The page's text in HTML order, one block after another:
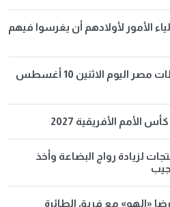
الأمور لأولادهم أن يغرسوا فيهم
مواقيت الصلاة في محافظات مصر اليوم الاثنين 10 أغسطس
الأفريقية 2027
لزيادة رواج البضاعة وأخذ
«الهو» مع فريق الطائرة